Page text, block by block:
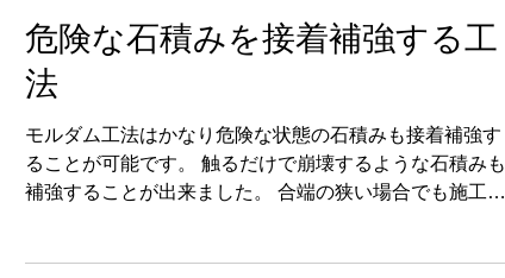
危険な石積みを接着補強する工
法
モルダム工法はかなり危険な状態の石積みも接着補強す
ることが可能です。 触るだけで崩壊するような石積みも
補強することが出来ました。 合端の狭い場合でも施工で